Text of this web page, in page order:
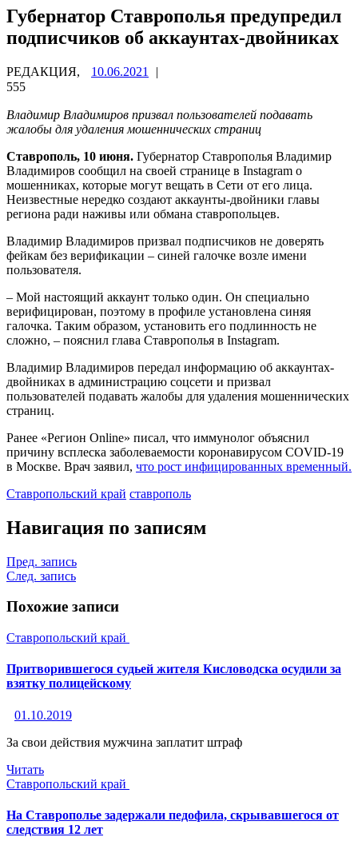
Губернатор Ставрополья предупредил
подписчиков об аккаунтах-двойниках
РЕДАКЦИЯ, 10.06.2021
|
555
Владимир Владимиров призвал пользователей подавать
жалобы для удаления мошеннических страниц
Ставрополь, 10 июня. Губернатор Ставрополья Владимир
Владимиров сообщил на своей странице в Instagram о
мошенниках, которые могут вещать в Сети от его лица.
Неизвестные нередко создают аккаунты-двойники главы
региона ради наживы или обмана ставропольцев.
Владимир Владимиров призвал подписчиков не доверять
фейкам без верификации – синей галочке возле имени
пользователя.
– Мой настоящий аккаунт только один. Он специально
верифицирован, поэтому в профиле установлена синяя
галочка. Таким образом, установить его подлинность не
сложно, – пояснил глава Ставрополья в Instagram.
Владимир Владимиров передал информацию об аккаунтах-
двойниках в администрацию соцсети и призвал
пользователей подавать жалобы для удаления мошеннических
страниц.
Ранее «Регион Online» писал, что иммунолог объяснил
причину всплеска заболеваемости коронавирусом COVID-19
в Москве. Врач заявил, что рост инфицированных временный.
Ставропольский край ставрополь
Навигация по записям
Пред. запись
След. запись
Похожие записи
Ставропольский край
Притворившегося судьей жителя Кисловодска осудили за
взятку полицейскому
01.10.2019
За свои действия мужчина заплатит штраф
Читать
Ставропольский край
На Ставрополье задержали педофила, скрывавшегося от
следствия 12 лет